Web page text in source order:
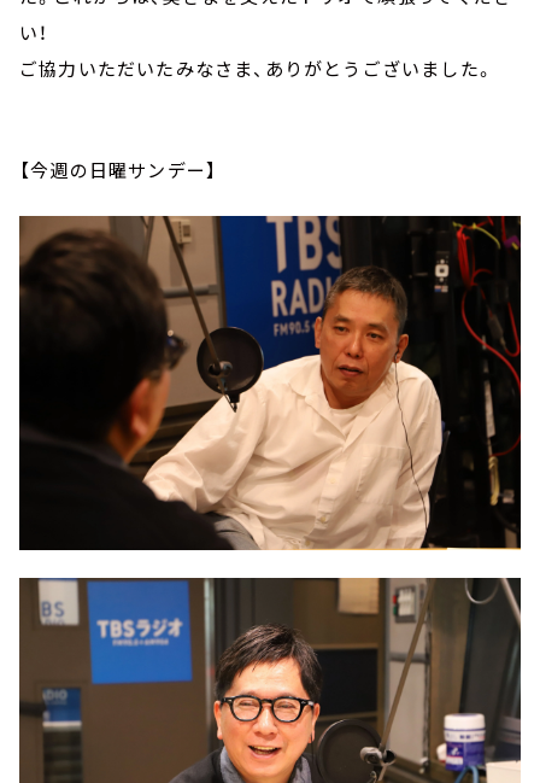
い！
ご協力いただいたみなさま、ありがとうございました。
【今週の日曜サンデー】